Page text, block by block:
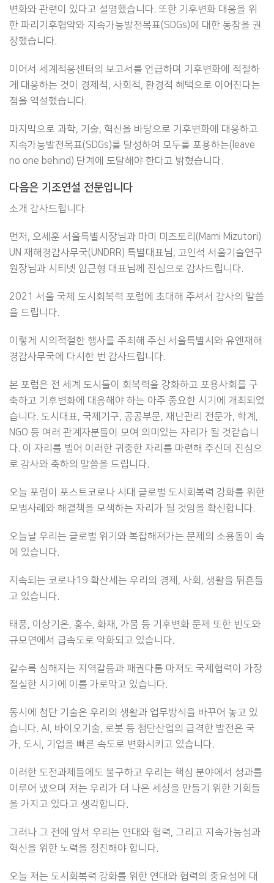
변화와 관련이 있다고 설명했습니다. 또한 기후변화 대응을 위
한 파리기후협약와 지속가능발전목표(SDGs)에 대한 동참을 권
장했습니다.
이어서 세계적응센터의 보고서를 언급하며 기후변화에 적절하
게 대응하는 것이 경제적, 사회적, 환경적 혜택으로 이어진다는
점을 역설했습니다.
마지막으로 과학, 기술, 혁신을 바탕으로 기후변화에 대응하고
지속가능발전목표(SDGs)를 달성하여 모두를 포용하는(leave
no one behind) 단계에 도달해야 한다고 밝혔습니다.
다음은 기조연설 전문입니다
소개 감사드립니다.
먼저, 오세훈 서울특별시장님과 마미 미즈토리(Mami Mizutori)
UN 재해경감사무국(UNDRR) 특별대표님, 고인석 서울기술연구
원장님과 시티넷 임근형 대표님께 진심으로 감사드립니다.
2021 서울 국제 도시회복력 포럼에 초대해 주셔서 감사의 말씀
을 드립니다.
이렇게 시의적절한 행사를 주최해 주신 서울특별시와 유엔재해
경감사무국에 다시한 번 감사드립니다.
본 포럼은 전 세계 도시들이 회복력을 강화하고 포용사회를 구
축하고 기후변화에 대응해야 하는 아주 중요한 시기에 개최되었
습니다. 도시대표, 국제기구, 공공부문, 재난관리 전문가, 학계,
NGO 등 여러 관계자분들이 모여 의미있는 자리가 될 것같습니
다. 이 자리를 빌어 이러한 귀중한 자리를 마련해 주신데 진심으
로 감사와 축하의 말씀을 드립니다.
오늘 포럼이 포스트코로나 시대 글로벌 도시회복력 강화를 위한
모범사례와 해결책을 모색하는 자리가 될 것임을 확신합니다.
오늘날 우리는 글로벌 위기와 복잡해져가는 문제의 소용돌이 속
에 있습니다.
지속되는 코로나19 확산세는 우리의 경제, 사회, 생활을 뒤흔들
고 있습니다.
태풍, 이상기온, 홍수, 화재, 가뭄 등 기후변화 문제 또한 빈도와
규모면에서 급속도로 악화되고 있습니다.
갈수록 심해지는 지역갈등과 패권다툼 마저도 국제협력이 가장
절실한 시기에 이를 가로막고 있습니다.
동시에 첨단 기술은 우리의 생활과 업무방식을 바꾸어 놓고 있
습니다. AI, 바이오기술, 로봇 등 첨단산업의 급격한 발전은 국
가, 도시, 기업을 빠른 속도로 변화시키고 있습니다.
이러한 도전과제들에도 불구하고 우리는 핵심 분야에서 성과를
이루어 냈으며 저는 우리가 더 나은 세상을 만들기 위한 기회들
을 가지고 있다고 생각합니다.
그러나 그 전에 앞서 우리는 연대와 협력, 그리고 지속가능성과
혁신을 위한 노력을 정진해야 합니다.
오늘 저는 도시회복력 강화를 위한 연대와 협력의 중요성에 대